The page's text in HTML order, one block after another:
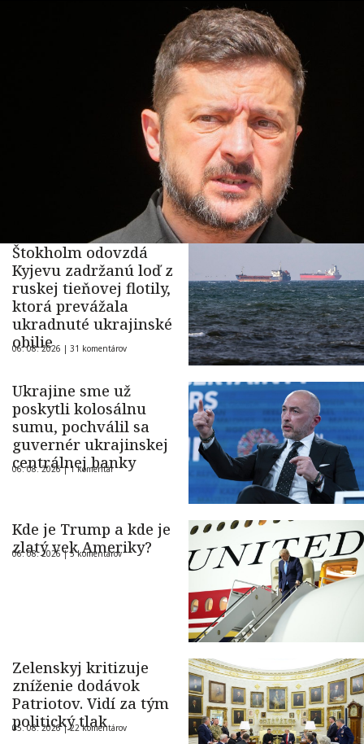
Štokholm odovzdá
Kyjevu zadržanú loď z
ruskej tieňovej flotily,
ktorá prevážala
ukradnuté ukrajinské
obilie
06. 08. 2026 | 31 komentárov
Ukrajine sme už
poskytli kolosálnu
sumu, pochválil sa
guvernér ukrajinskej
centrálnej banky
06. 08. 2026 |1 komentár
Kde je Trump a kde je
zlatý vek Ameriky?
06. 08. 2026 |5 komentárov
Zelenskyj kritizuje
zníženie dodávok
Patriotov. Vidí za tým
politický tlak
05. 08. 2026 |22 komentárov